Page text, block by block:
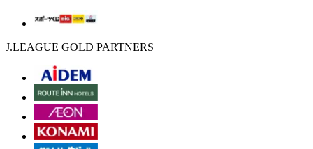
J.LEAGUE GOLD PARTNERS